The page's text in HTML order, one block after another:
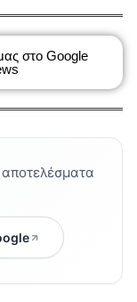
στο Google